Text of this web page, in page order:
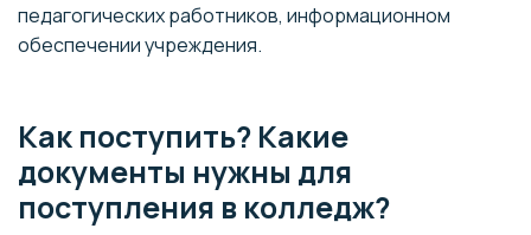
педагогических работников, информационном
обеспечении учреждения.
Как поступить? Какие
документы нужны для
поступления в колледж?